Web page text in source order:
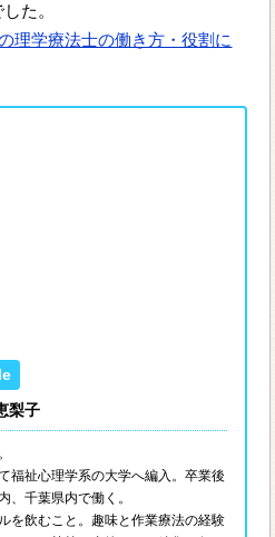
た。
理学療法士の働き方・役割に
梨子
福祉心理学系の大学へ編入。卒業後
、千葉県内で働く。
を飲むこと。趣味と作業療法の経験